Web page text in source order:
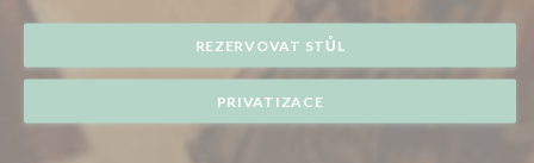
REZERVOVAT STŮL
PRIVATIZACE